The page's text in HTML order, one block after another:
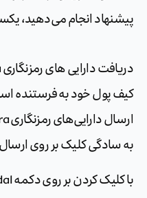
پیشنهاد انجام می‌دهید،
کیف پول خود به فرستنده
به سادگی کلیک بر روی ارسال